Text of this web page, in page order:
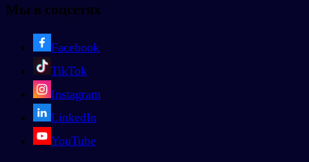
Мы в соцсетях
Facebook
TikTok
Instagram
LinkedIn
YouTube